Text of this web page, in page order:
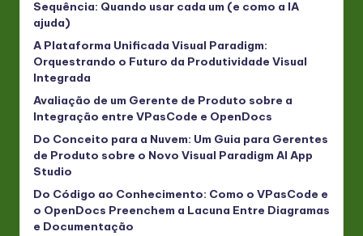
Sequência: Quando usar cada um (e como a IA
ajuda)
A Plataforma Unificada Visual Paradigm:
Orquestrando o Futuro da Produtividade Visual
Integrada
Avaliação de um Gerente de Produto sobre a
Integração entre VPasCode e OpenDocs
Do Conceito para a Nuvem: Um Guia para Gerentes
de Produto sobre o Novo Visual Paradigm AI App
Studio
Do Código ao Conhecimento: Como o VPasCode e
o OpenDocs Preenchem a Lacuna Entre Diagramas
e Documentação